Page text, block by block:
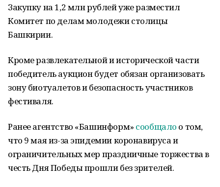
Закупку на 1,2 млн рублей уже разместил
Комитет по делам молодежи столицы
Башкирии.
Кроме развлекательной и исторической части
победитель аукцион будет обязан организовать
зону биотуалетов и безопасность участников
фестиваля.
Ранее агентство «Башинформ» сообщало о том,
что 9 мая из-за эпидемии коронавируса и
ограничительных мер праздничные торжества в
честь Дня Победы прошли без зрителей.